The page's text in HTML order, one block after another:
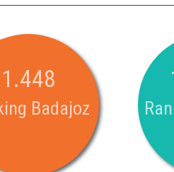
1.448
Badajoz